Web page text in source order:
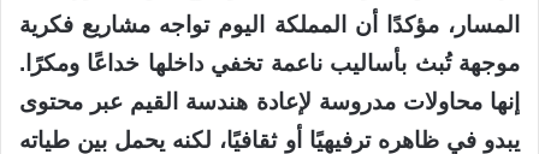
المسار، مؤكدًا أن المملكة اليوم تواجه مشاريع فكرية
موجهة تُبث بأساليب ناعمة تخفي داخلها خداعًا ومكرًا.
إنها محاولات مدروسة لإعادة هندسة القيم عبر محتوى
يبدو في ظاهره ترفيهيًا أو ثقافيًا، لكنه يحمل بين طياته